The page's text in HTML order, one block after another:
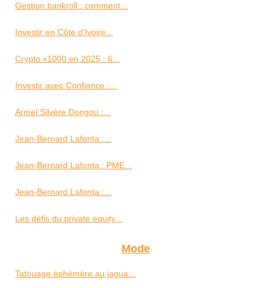
Gestion bankroll : comment...
Investir en Côte d’Ivoire...
Crypto x1000 en 2025 : 6...
Investir avec Confiance :...
Armel Silvère Dongou :...
Jean-Bernard Lafonta :...
Jean-Bernard Lafonta : PME...
Jean-Bernard Lafonta :...
Les défis du private equity...
Mode
Tatouage éphémère au jagua...